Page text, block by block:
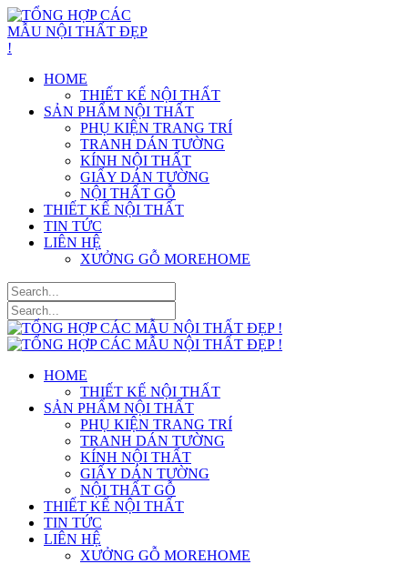
HOME
THIẾT KẾ NỘI THẤT
SẢN PHẨM NỘI THẤT
PHỤ KIỆN TRANG TRÍ
TRANH DÁN TƯỜNG
KÍNH NỘI THẤT
GIẤY DÁN TƯỜNG
NỘI THẤT GỖ
THIẾT KẾ NỘI THẤT
TIN TỨC
LIÊN HỆ
XƯỞNG GỖ MOREHOME
HOME
THIẾT KẾ NỘI THẤT
SẢN PHẨM NỘI THẤT
PHỤ KIỆN TRANG TRÍ
TRANH DÁN TƯỜNG
KÍNH NỘI THẤT
GIẤY DÁN TƯỜNG
NỘI THẤT GỖ
THIẾT KẾ NỘI THẤT
TIN TỨC
LIÊN HỆ
XƯỞNG GỖ MOREHOME